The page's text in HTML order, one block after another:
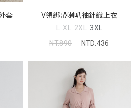
套
V領綁帶喇叭袖針織上衣
L XL 2XL 3XL
NT.890
NTD.436